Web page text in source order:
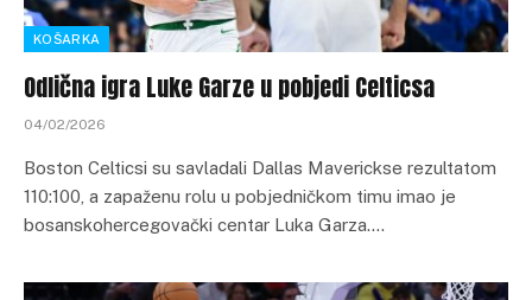
KOŠARKA
Odlična igra Luke Garze u pobjedi Celticsa
04/02/2026
Boston Celticsi su savladali Dallas Maverickse rezultatom
110:100, a zapaženu rolu u pobjedničkom timu imao je
bosanskohercegovački centar Luka Garza.…